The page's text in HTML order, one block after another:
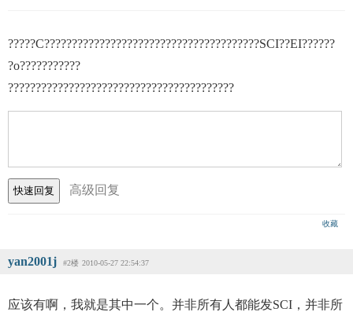
?????С???????????????????????????????????????SCI??EI??????
?о???????????
?????????????????????????????????????????
高级回复
收藏
yan2001j #2楼 2010-05-27 22:54:37
应该有啊，我就是其中一个。并非所有人都能发SCI，并非所